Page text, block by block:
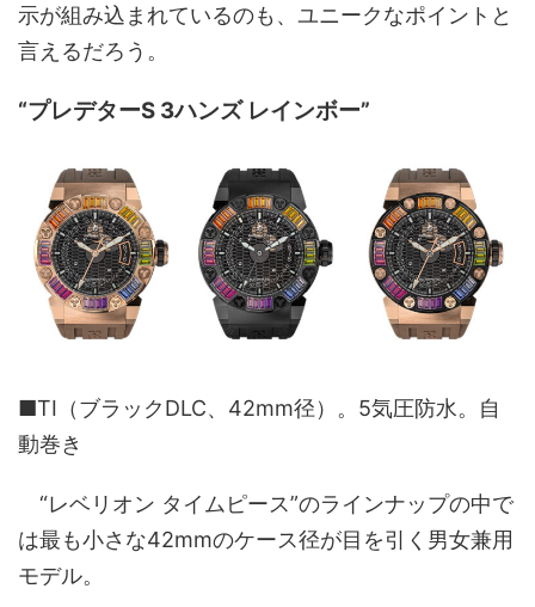
示が組み込まれているのも、ユニークなポイントと
言えるだろう。
“プレデターS 3ハンズ レインボー”
■TI（ブラックDLC、42mm径）。5気圧防水。自
動巻き
“レベリオン タイムピース”のラインナップの中で
は最も小さな42mmのケース径が目を引く男女兼用
モデル。